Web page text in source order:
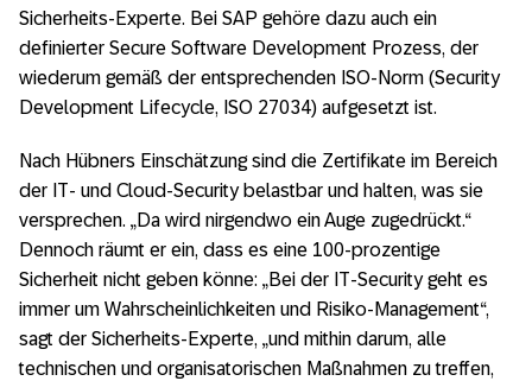
Sicherheits-Experte. Bei SAP gehöre dazu auch ein
definierter Secure Software Development Prozess, der
wiederum gemäß der entsprechenden ISO-Norm (Security
Development Lifecycle, ISO 27034) aufgesetzt ist.
Nach Hübners Einschätzung sind die Zertifikate im Bereich
der IT- und Cloud-Security belastbar und halten, was sie
versprechen. „Da wird nirgendwo ein Auge zugedrückt.“
Dennoch räumt er ein, dass es eine 100-prozentige
Sicherheit nicht geben könne: „Bei der IT-Security geht es
immer um Wahrscheinlichkeiten und Risiko-Management“,
sagt der Sicherheits-Experte, „und mithin darum, alle
technischen und organisatorischen Maßnahmen zu treffen,